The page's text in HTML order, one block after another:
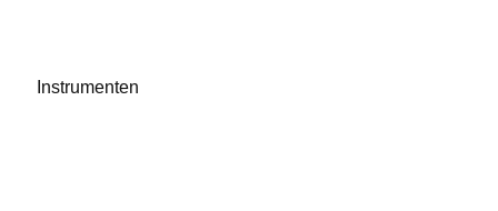
Instrumenten